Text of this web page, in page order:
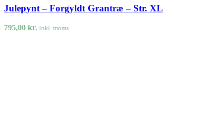
Julepynt – Forgyldt Grantræ – Str. XL
795,00 kr. inkl. moms